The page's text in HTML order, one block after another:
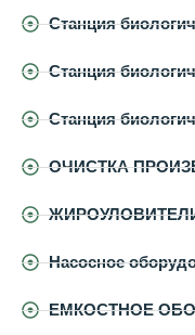
Станция
Станция
Станция
ОЧИСТКА
Насосное
ЕМКОСТНОЕ